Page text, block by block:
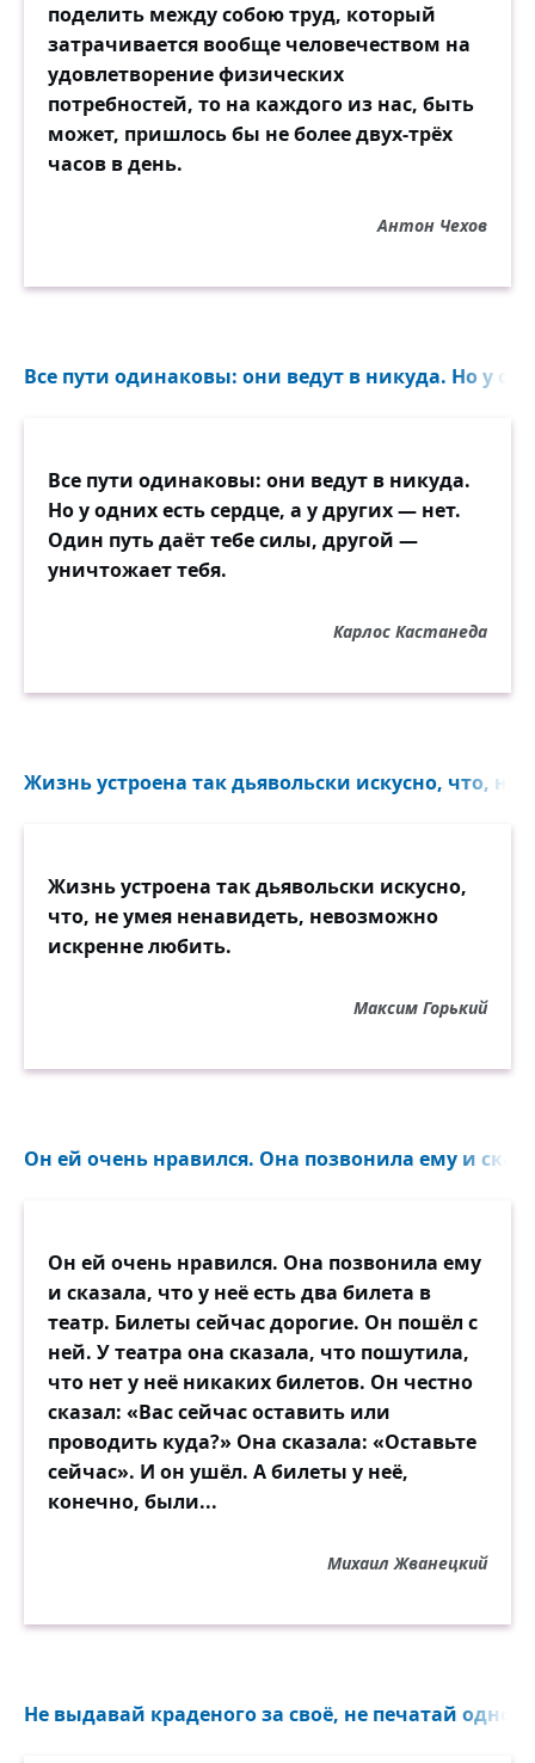
поделить между собою труд, который
затрачивается вообще человечеством на
удовлетворение физических
потребностей, то на каждого из нас, быть
может, пришлось бы не более двух-трёх
часов в день.
Антон Чехов
Все пути одинаковы: они ведут в никуда. Но у
Все пути одинаковы: они ведут в никуда.
Но у одних есть сердце, а у других — нет.
Один путь даёт тебе силы, другой —
уничтожает тебя.
Карлос Кастанеда
Жизнь устроена так дьявольски искусно, что, не
Жизнь устроена так дьявольски искусно,
что, не умея ненавидеть, невозможно
искренне любить.
Максим Горький
Он ей очень нравился. Она позвонила ему и
Он ей очень нравился. Она позвонила ему
и сказала, что у неё есть два билета в
театр. Билеты сейчас дорогие. Он пошёл с
ней. У театра она сказала, что пошутила,
что нет у неё никаких билетов. Он честно
сказал: «Вас сейчас оставить или
проводить куда?» Она сказала: «Оставьте
сейчас». И он ушёл. А билеты у неё,
конечно, были...
Михаил Жванецкий
Не выдавай краденого за своё, не печатай